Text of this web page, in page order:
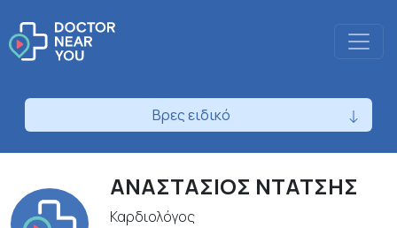
Βρες ειδικό
ΑΝΑΣΤΑΣΙΟΣ ΝΤΑΤΣΗΣ
Καρδιολόγος